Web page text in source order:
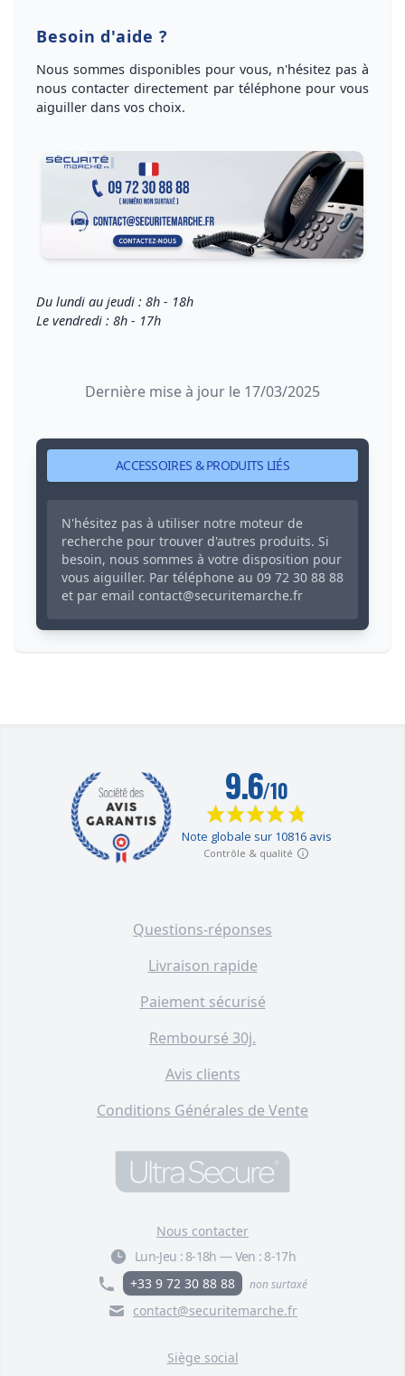
ACCESSOIRES & PRODUITS LIÉS
N'hésitez pas à utiliser notre moteur de
recherche pour trouver d'autres produits. Si
besoin, nous sommes à votre disposition pour
vous aiguiller. Par téléphone au 09 72 30 88 88
et par email contact@securitemarche.fr
Besoin d'aide ?
Nous sommes disponibles pour vous, n'hésitez pas à
nouscontacter directement par téléphonepour vous
aiguiller dans vos choix.
Du lundi au jeudi : 8h - 18h
Le vendredi : 8h - 17h
Dernière mise à jour le 17/03/2025
Questions-réponses
Livraison rapide
Paiement sécurisé
Remboursé 30j.
Avis clients
Conditions Générales de Vente
Nous contacter
Lun-Jeu : 8-18h —Ven : 8-17h
+33 9 72 30 88 88
non surtaxé
contact@securitemarche.fr
Siège social